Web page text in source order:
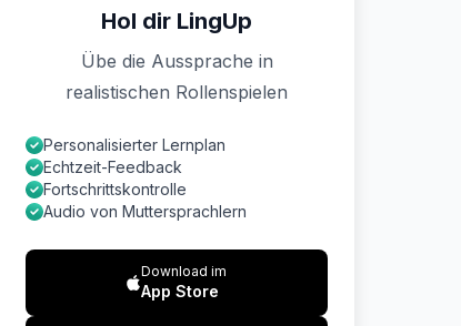
Hol dir LingUp
Übe die Aussprache in
realistischen Rollenspielen
Personalisierter Lernplan
Echtzeit-Feedback
Fortschrittskontrolle
Audio von Muttersprachlern
Download im
App Store